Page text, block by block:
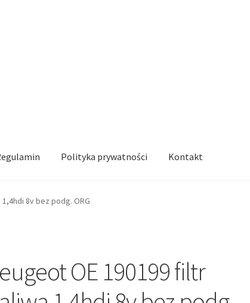
Polityka prywatności Kontakt
8v bez podg. ORG
OE 190199 filtr